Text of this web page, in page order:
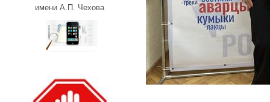
имени А.П. Чехова